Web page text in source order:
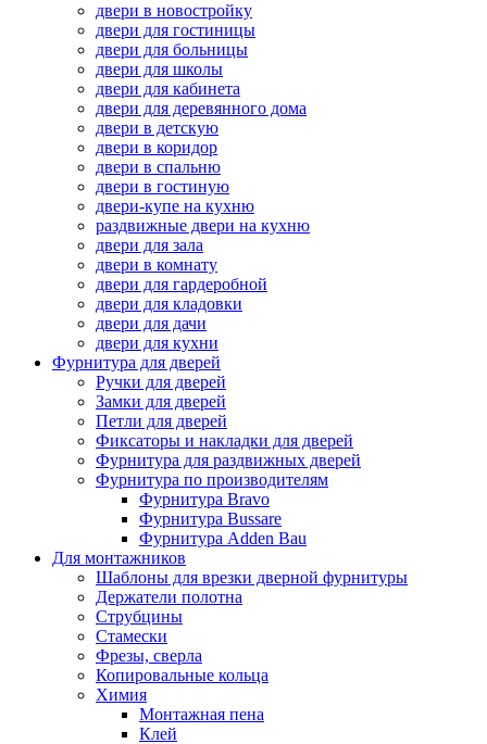
двери в новостройку
двери для гостиницы
двери для больницы
двери для школы
двери для кабинета
двери для деревянного дома
двери в детскую
двери в коридор
двери в спальню
двери в гостиную
двери-купе на кухню
раздвижные двери на кухню
двери для зала
двери в комнату
двери для гардеробной
двери для кладовки
двери для дачи
двери для кухни
Фурнитура для дверей
Ручки для дверей
Замки для дверей
Петли для дверей
Фиксаторы и накладки для дверей
Фурнитура для раздвижных дверей
Фурнитура по производителям
Фурнитура Bravo
Фурнитура Bussare
Фурнитура Adden Bau
Для монтажников
Шаблоны для врезки дверной фурнитуры
Держатели полотна
Струбцины
Стамески
Фрезы, сверла
Копировальные кольца
Химия
Монтажная пена
Клей